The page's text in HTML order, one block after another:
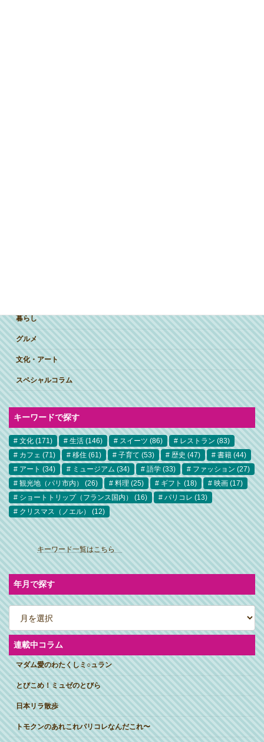
暮らし
グルメ
文化・アート
スペシャルコラム
キーワードで探す
文化 (171) 生活 (146) スイーツ (86) レストラン (83)
カフェ (71) 移住 (61) 子育て (53) 歴史 (47) 書籍 (44)
アート (34) ミュージアム (34) 語学 (33) ファッション (27)
観光地（パリ市内）
(26) 料理 (25) ギフト (18) 映画 (17)
ショートトリップ（フランス国内）
(16) パリコレ (13)
クリスマス（ノエル）
(12)
ア
イ
コ
ン
リ
ン
ク
キーワード一覧はこちら
年月で探す
ア
ー
カ
イ
ブ連載中コラム
マダム愛のわたくしミ○ュラン
とびこめ！ミュゼのとびら
日本リラ散歩
トモクンのあれこれパリコレなんだこれ〜